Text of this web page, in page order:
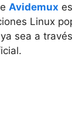
Avidemux
Linux
sea a